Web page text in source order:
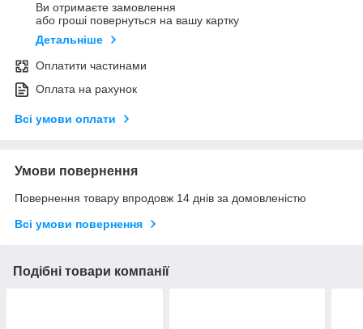
Ви отримаєте замовлення
або гроші повернуться на вашу картку
Детальніше
Оплатити частинами
Оплата на рахунок
Всі умови оплати
Умови повернення
Повернення товару впродовж 14 днів за домовленістю
Всі умови повернення
Подібні товари компанії